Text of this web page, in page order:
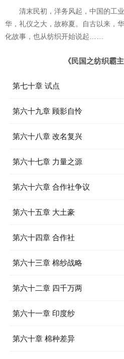
清末民初，洋务风起，中国的工
华，礼仪之大，故称夏。自古以来，
化故事，也从纺织开始说起……
《民国之纺织霸
第七十章 试点
第六十九章 顾影自怜
第六十八章 改名复兴
第六十七章 力量之源
第六十六章 合作社争议
第六十五章 大土豪
第六十四章 合作社
第六十三章 棉纱战略
第六十二章 四千万两
第六十一章 印度纱
第六十章 棉种差异